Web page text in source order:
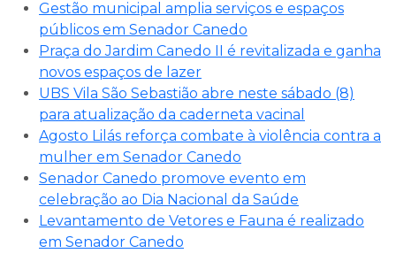
Gestão municipal amplia serviços e espaços
públicos em Senador Canedo
Praça do Jardim Canedo II é revitalizada e ganha
novos espaços de lazer
UBS Vila São Sebastião abre neste sábado (8)
para atualização da caderneta vacinal
Agosto Lilás reforça combate à violência contra a
mulher em Senador Canedo
Senador Canedo promove evento em
celebração ao Dia Nacional da Saúde
Levantamento de Vetores e Fauna é realizado
em Senador Canedo